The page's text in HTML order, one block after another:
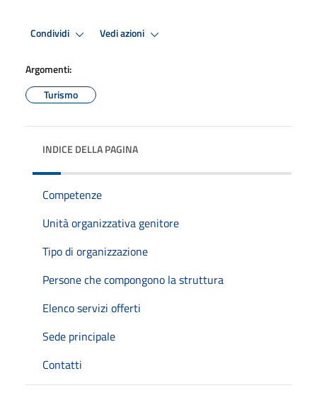
Condividi Vedi azioni
Argomenti:
Turismo
INDICE DELLA PAGINA
Competenze
Unità organizzativa genitore
Tipo di organizzazione
Persone che compongono la struttura
Elenco servizi offerti
Sede principale
Contatti